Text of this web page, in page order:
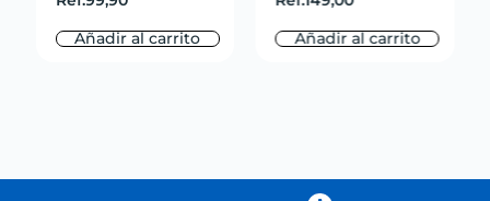
Añadir al carrito Añadir al carrito